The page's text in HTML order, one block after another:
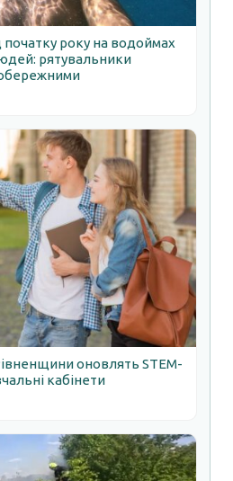
початку року на водоймах
рятувальники
оновлять STEM-
кабінети